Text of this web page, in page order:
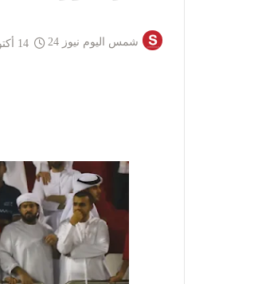
شمس اليوم نيوز 24